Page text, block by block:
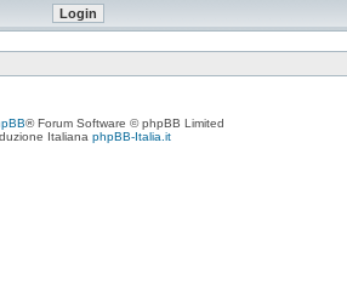
® Forum Software © phpBB Limited
Italiana phpBB-Italia.it